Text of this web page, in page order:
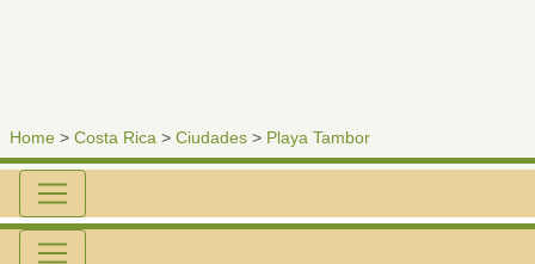
Home > Costa Rica > Ciudades > Playa Tambor